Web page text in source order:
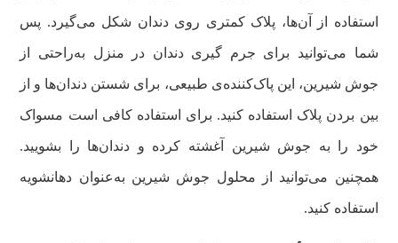
استفاده از آن‌ها، پلاک کمتری روی دندان شکل می‌گیرد. پس
شما می‌توانید برای جرم گیری دندان در منزل به‌راحتی از
جوش شیرین، این پاک‌کننده‌ی طبیعی، برای شستن دندان‌ها و از
بین بردن پلاک استفاده کنید. برای استفاده کافی است مسواک
خود را به جوش شیرین آغشته کرده و دندان‌ها را بشویید.
همچنین می‌توانید از محلول جوش شیرین به‌عنوان دهانشویه
استفاده کنید.